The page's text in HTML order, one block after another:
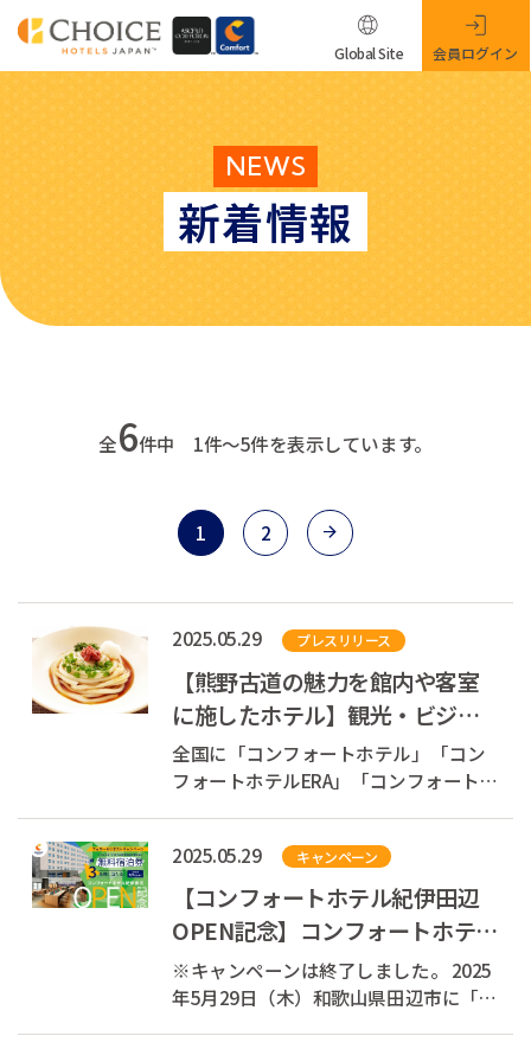
NEWS
新着情報
Global Site 会員ログイン
全6件中 1件～5件を表示しています。
1 2
2025.05.29 プレスリリース
【熊野古道の魅力を館内や客室
に施したホテル】観光・ビジネ
ス両方のニーズに対応した「コ
ンフォートホ...
全国に「コンフォートホテル」「コン
フォートホテルERA」「コンフォートイ
する株式会社チョイスホテルズジャパ
ン（本社：東京都中央区、代表取締役
社長：伊藤孝彦、以下チョイスホテル
ズジャパン...
2025.05.29 キャンペーン
【コンフォートホテル紀伊田辺
OPEN記念】コンフォートホテル
紀伊田辺で使える無料宿泊券が
当たる！Xフォ...
※キャンペーンは終了しました。 2025
年5月29日（木）和歌山県田辺市に「コ